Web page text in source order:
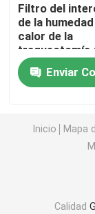
Tapón de la
Piezas
Tubo
Tubo de
Filtro del
de la
calor de la
traqueotomía
de la clase I
Enviar
Inicio Mapa
Calidad